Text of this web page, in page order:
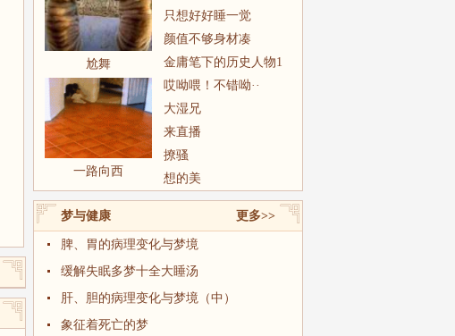
尬舞
一路向西
只想好好睡一觉
颜值不够身材凑
金庸笔下的历史人物1
哎呦喂！不错呦··
大湿兄
来直播
撩骚
想的美
更多>>
梦与健康
脾、胃的病理变化与梦境
缓解失眠多梦十全大睡汤
肝、胆的病理变化与梦境（中）
象征着死亡的梦